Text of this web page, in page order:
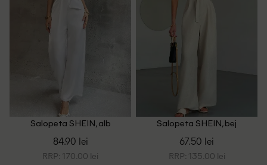
Salopeta SHEIN, alb
84.90 lei
RRP: 170.00 lei
Salopeta SHEIN, bej
67.50 lei
RRP: 135.00 lei